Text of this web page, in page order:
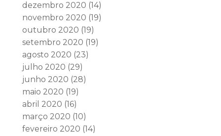
dezembro 2020 (14)
novembro 2020 (19)
outubro 2020 (19)
setembro 2020 (19)
agosto 2020 (23)
julho 2020 (29)
junho 2020 (28)
maio 2020 (19)
abril 2020 (16)
março 2020 (10)
fevereiro 2020 (14)